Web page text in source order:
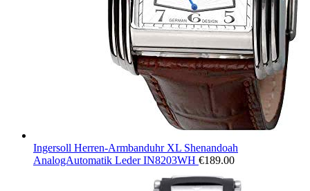
Ingersoll Herren-Armbanduhr XL Shenandoah
AnalogAutomatik Leder IN8203WH €189.00